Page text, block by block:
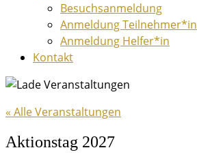
Besuchsanmeldung
Anmeldung Teilnehmer*in
Anmeldung Helfer*in
Kontakt
« Alle Veranstaltungen
Aktionstag 2027